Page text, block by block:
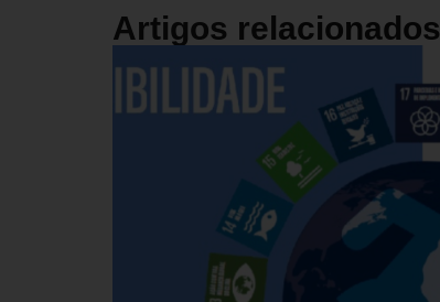
Artigos relacionados